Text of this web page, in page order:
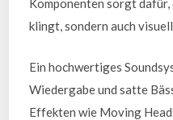
Komponenten sorgt
klingt, sondern auch
Ein hochwertiges
Wiedergabe und satte
Effekten wie Moving